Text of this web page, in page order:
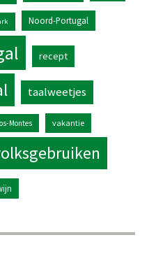
Noord-Portugal
recept
taalweetjes
Montes vakantie